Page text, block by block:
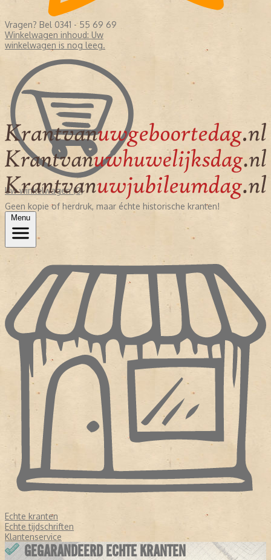
Vragen? Bel 0341 - 55 69 69
Winkelwagen inhoud: Uw
winkelwagen is nog leeg.
Uw winkelwagen (0)
Geen kopie of herdruk, maar échte historische kranten!
Menu
Echte kranten
Echte tijdschriften
Klantenservice
GEGARANDEERD ECHTE KRANTEN